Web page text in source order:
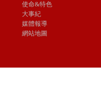
使命&特色
大事紀
媒體報導
網站地圖